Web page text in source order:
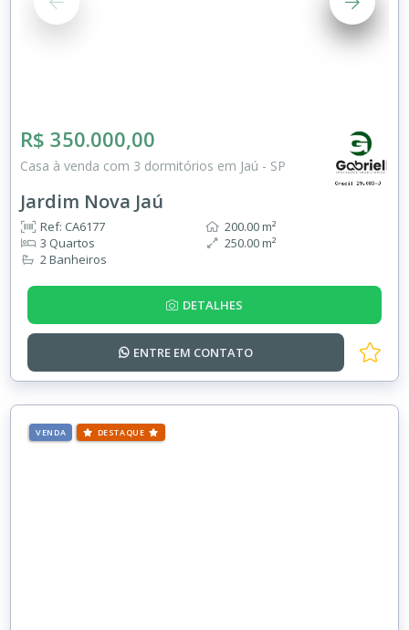
R$ 350.000,00
Casa à venda com 3 dormitórios em Jaú - SP
Jardim Nova Jaú
Ref: CA6177
3 Quartos
2 Banheiros
200.00 m²
250.00 m²
DETALHES
ENTRE EM CONTATO
VENDA DESTAQUE